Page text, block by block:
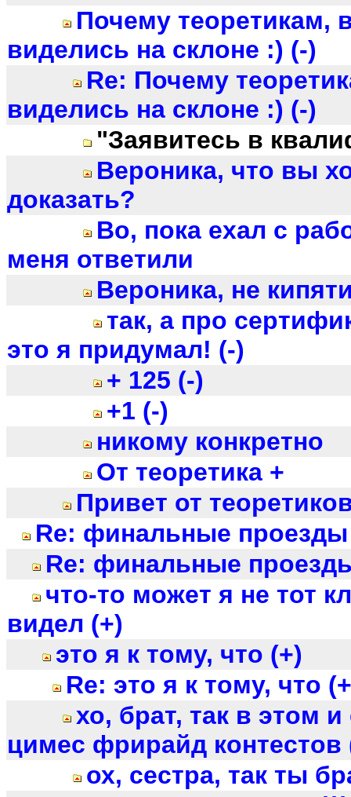
Почему теоретикам,
виделись на склоне :) (-)
Re: Почему
виделись на склоне :) (-)
"Заявитесь в
Вероника, что вы
доказать?
Во, пока ехал с
меня ответили
Вероника, не
так, а про
это я придумал! (-)
+ 125 (-)
+1 (-)
никому конкретно
От теоретика +
Привет от
Re: финальные проезды
Re: финальные
что-то может я не тот
видел (+)
это я к тому, что (+)
Re: это я к тому, что
хо, брат, так в этом и
цимес фрирайд контестов
ох, сестра, так ты